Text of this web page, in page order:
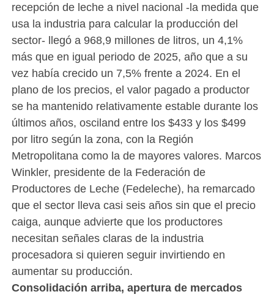
recepción de leche a nivel nacional -la medida que
usa la industria para calcular la producción del
sector- llegó a 968,9 millones de litros, un 4,1%
más que en igual periodo de 2025, año que a su
vez había crecido un 7,5% frente a 2024. En el
plano de los precios, el valor pagado a productor
se ha mantenido relativamente estable durante los
últimos años, osciland entre los $433 y los $499
por litro según la zona, con la Región
Metropolitana como la de mayores valores. Marcos
Winkler, presidente de la Federación de
Productores de Leche (Fedeleche), ha remarcado
que el sector lleva casi seis años sin que el precio
caiga, aunque advierte que los productores
necesitan señales claras de la industria
procesadora si quieren seguir invirtiendo en
aumentar su producción.
Consolidación arriba, apertura de mercados